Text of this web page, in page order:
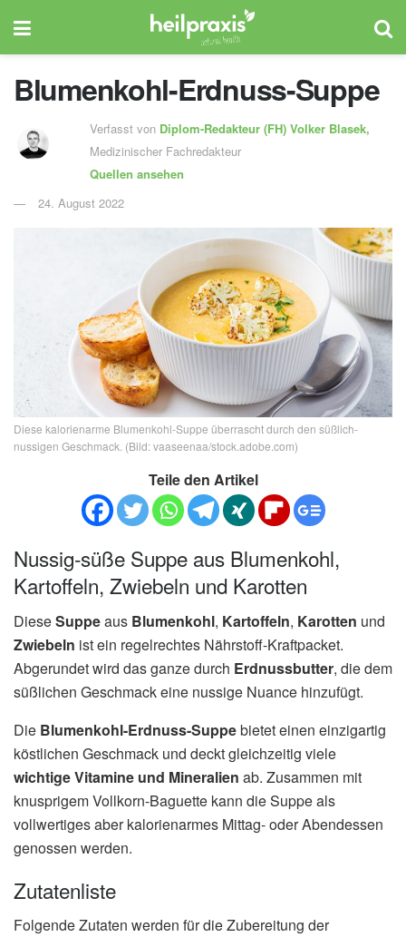
Blumenkohl-Erdnuss-Suppe
Verfasst von Diplom-Redakteur (FH)Volker Blasek,
Medizinischer Fachredakteur
Quellen ansehen
24. August 2022
Diese kalorienarme Blumenkohl-Suppe überrascht durch den süßlich-
nussigen Geschmack. (Bild: vaaseenaa/stock.adobe.com)
Teile den Artikel
Nussig-süße Suppe aus Blumenkohl,
Kartoffeln, Zwiebeln und Karotten
DieseSuppeaus Blumenkohl, Kartoffeln, Karotten und
Zwiebeln ist ein regelrechtes Nährstoff-Kraftpacket.
Abgerundet wird das ganze durch Erdnussbutter, die dem
süßlichen Geschmack eine nussige Nuance hinzufügt.
Die Blumenkohl-Erdnuss-Suppebietet einen einzigartig
köstlichen Geschmack und deckt gleichzeitig viele
wichtige Vitamine und Mineralien ab. Zusammen mit
knusprigem Vollkorn-Baguette kann die Suppe als
vollwertiges aber kalorienarmes Mittag- oder Abendessen
genossen werden.
Zutatenliste
Folgende Zutaten werden für die Zubereitung der